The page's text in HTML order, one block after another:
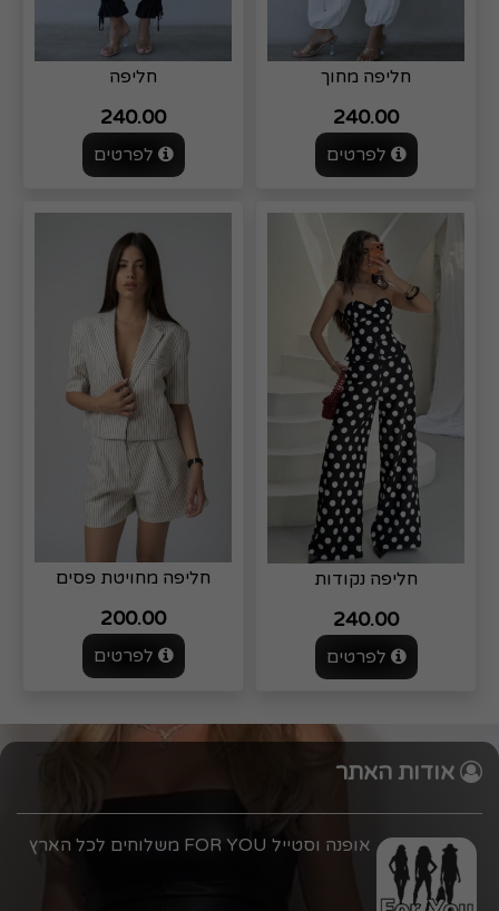
חליפה מחוך
240.00
לפרטים
חליפה
240.00
לפרטים
חליפה נקודות
240.00
לפרטים
חליפה מחויטת פסים
200.00
לפרטים
אודות האתר
אופנה וסטייל FOR YOU משלוחים לכל הארץ